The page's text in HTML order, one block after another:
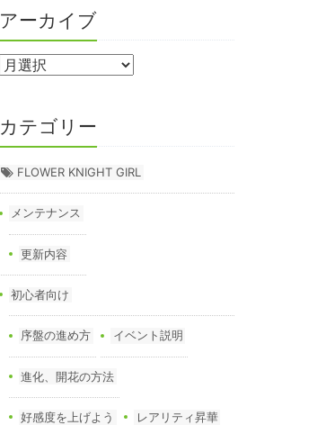
アーカイブ
カテゴリー
FLOWER KNIGHT GIRL
メンテナンス
更新内容
初心者向け
序盤の進め方 イベント説明
進化、開花の方法
好感度を上げよう レアリティ昇華